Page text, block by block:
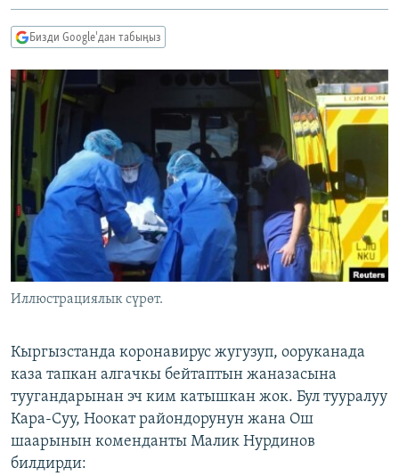
ДАНИСТЕ
ЭЖЕ-СИҢДИЛЕР
АЗАТТЫК+
ЫҢГАЙСЫЗ СУРООЛОР
Русский
ОНЛАЙН ШЕРИНЕ
ЭЕ/АРнун бардык сайттары
Бизди Google'дан табыңыз
Иллюстрациялык сүрөт.
Кыргызстанда коронавирус жугузуп, ооруканада
каза тапкан алгачкы бейтаптын жаназасына
туугандарынан эч ким катышкан жок. Бул тууралуу
Кара-Суу, Ноокат райондорунун жана Ош
шаарынын коменданты Малик Нурдинов
билдирди: